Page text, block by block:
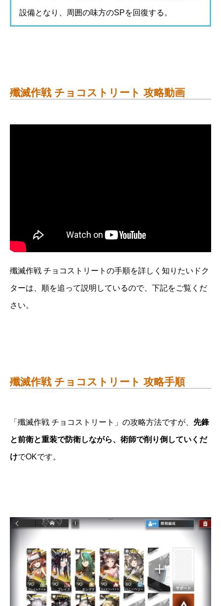
設備となり、周囲の味方のSPを回復する。
殲滅作戦 チョコストリート 攻略動画
殲滅作戦 チョコストリートの手順を詳しく知りたいドク
ターは、順を追って説明しているので、下記をご覧くだ
さい。
殲滅作戦 チョコストリート 攻略手順
「殲滅作戦 チョコストリート」の攻略方法ですが、 先鋒
と前衛と重装で防衛しながら、術師で削り倒していくだ
けでOKです。